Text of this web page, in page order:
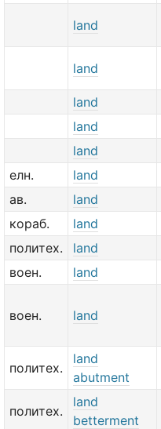
land
land
land
land
land
елн.
land
ав.
land
кораб.
land
политех.
land
воен.
land
воен. land
политех.
land
abutment
политех.
land
betterment